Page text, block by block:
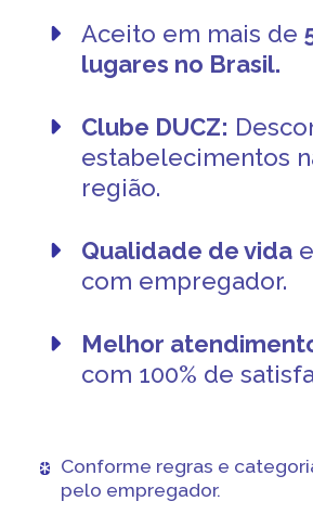
Aceito em mais de
lugares no Brasil.
Clube DUCZ:
estabelecimentos
região.
Qualidade de vidae
com empregador.
Melhor
com 100% de
Conforme regras e
pelo empregador.